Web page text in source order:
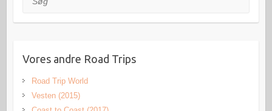
Vores andre Road Trips
Road Trip World
Vesten (2015)